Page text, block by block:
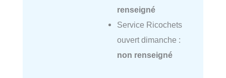
renseigné
Service Ricochets
ouvert dimanche :
non renseigné